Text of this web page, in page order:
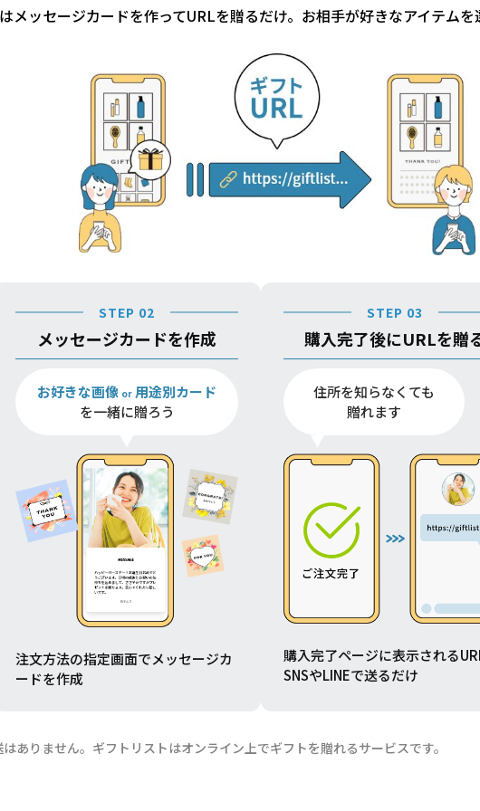
メッセージカードを作ってURLを贈るだけ。お相手が好きなアイテム
STEP 02
メッセージカードを作成
お好きな画像 or 用途別カード
を一緒に贈ろう
注文方法の指定画面でメッセージカ
ードを作成
STEP 03
購入完了後にURLを贈
住所を知らなくても
贈れます
購入完了ページに表示される
SNSやLINEで送るだけ
ありません。ギフトリストはオンライン上でギフトを贈れるサービスです。